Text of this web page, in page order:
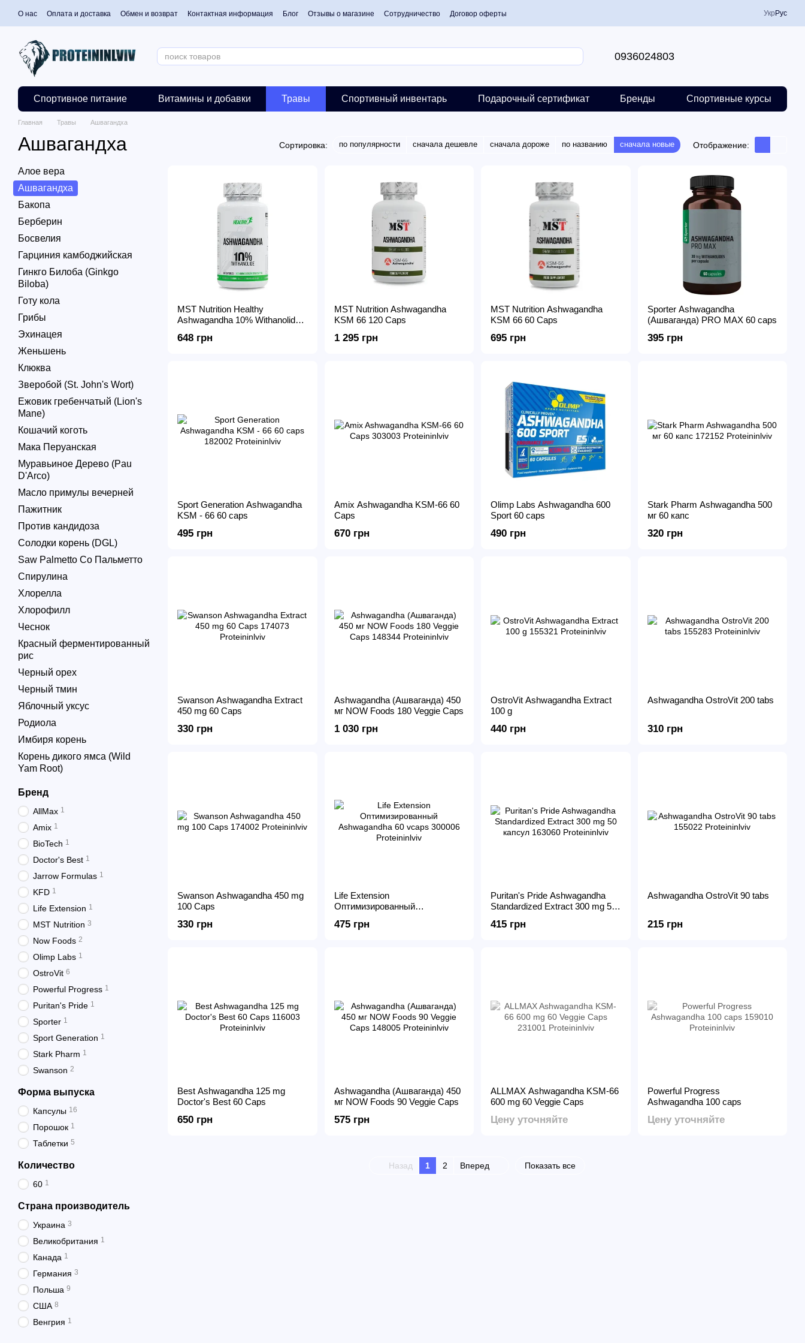
Перейти к основному контенту
О нас Оплата и доставка Обмен и возврат Контактная информация Блог Отзывы о магазине Сотрудничество Договор оферты Укр Рус
0936024803
Спортивное питание Витамины и добавки Травы Спортивный инвентарь Подарочный сертификат Бренды Спортивные курсы
Главная Травы Ашвагандха
Ашвагандха Сортировка: по популярности сначала дешевле сначала дороже по названию сначала новые Отображение:
MST Nutrition Healthy
Ashwagandha 10% Withanolide
648 грн
MST Nutrition Ashwagandha
KSM 66 120 Caps
1 295 грн
MST Nutrition Ashwagandha
KSM 66 60 Caps
695 грн
Sporter Ashwagandha
(Ашваганда) PRO MAX 60 caps
395 грн
Sport Generation Ashwagandha
KSM - 66 60 caps
495 грн
Amix Ashwagandha KSM-66 60
Caps
670 грн
Olimp Labs Ashwagandha 600
Sport 60 caps
490 грн
Stark Pharm Ashwagandha 500
мг 60 капс
320 грн
Swanson Ashwagandha Extract
450 mg 60 Caps
330 грн
Ashwagandha (Ашваганда) 450
мг NOW Foods 180 Veggie Caps
1 030 грн
OstroVit Ashwagandha Extract
100 g
440 грн
Ashwagandha OstroVit 200 tabs
310 грн
Swanson Ashwagandha 450 mg
100 Caps
330 грн
Life Extension
Оптимизированный
475 грн
Puritan's Pride Ashwagandha
Standardized Extract 300 mg 50
415 грн
Ashwagandha OstroVit 90 tabs
215 грн
Best Ashwagandha 125 mg
Doctor's Best 60 Caps
650 грн
Ashwagandha (Ашваганда) 450
мг NOW Foods 90 Veggie Caps
575 грн
ALLMAX Ashwagandha KSM-66
600 mg 60 Veggie Caps
Цену уточняйте
Powerful Progress
Ashwagandha 100 caps
Цену уточняйте
Назад 1 2 Вперед Показать все
Алое вера
Ашвагандха
Бакопа
Берберин
Босвелия
Гарциния камбоджийская
Гинкго Билоба (Ginkgo
Biloba)
Готу кола
Грибы
Эхинацея
Женьшень
Клюква
Зверобой (St. John's Wort)
Ежовик гребенчатый (Lion's
Mane)
Кошачий коготь
Мака Перуанская
Муравьиное Дерево (Pau
D'Arco)
Масло примулы вечерней
Пажитник
Против кандидоза
Солодки корень (DGL)
Saw Palmetto Со Пальметто
Спирулина
Хлорелла
Хлорофилл
Чеснок
Красный ферментированный
рис
Черный орех
Черный тмин
Яблочный уксус
Родиола
Имбиря корень
Корень дикого ямса (Wild
Yam Root)
Бренд
AllMax 1
Amix 1
BioTech 1
Doctor's Best 1
Jarrow Formulas 1
KFD 1
Life Extension 1
MST Nutrition 3
Now Foods 2
Olimp Labs 1
OstroVit 6
Powerful Progress 1
Puritan's Pride 1
Sporter 1
Sport Generation 1
Stark Pharm 1
Swanson 2
Форма выпуска
Капсулы 16
Порошок 1
Таблетки 5
Количество
60 1
Страна производитель
Украина 3
Великобритания 1
Канада 1
Германия 3
Польша 9
США 8
Венгрия 1